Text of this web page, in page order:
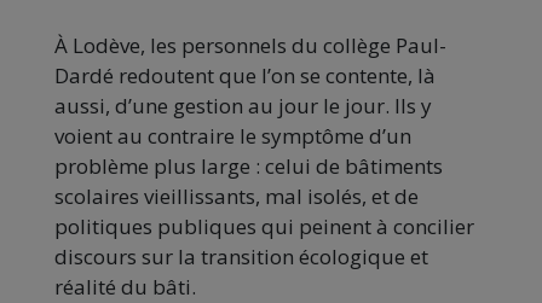
À Lodève, les personnels du collège Paul-
Dardé redoutent que l’on se contente, là
aussi, d’une gestion au jour le jour. Ils y
voient au contraire le symptôme d’un
problème plus large : celui de bâtiments
scolaires vieillissants, mal isolés, et de
politiques publiques qui peinent à concilier
discours sur la transition écologique et
réalité du bâti.